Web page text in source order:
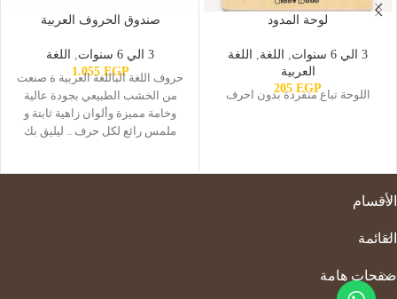
لوحة المدود
3 الي 6 سنوات , اللغة,
اللغة
العربية
205 EGP
اللوحة تباع منفردة بدون احرف
صندوق الحروف العربية
3 الي 6 سنوات ,
اللغة
1.055 EGP
حروف اللغة الباللغة العربية ة صنعت
من الخشب الطبيعي بجودة عالية
وخامة مميزة وألوان زاهية ثابتة و
ملمس رائع لكل حرف .. ليليق بك
الأقسام
القائمة
صفحات هامة